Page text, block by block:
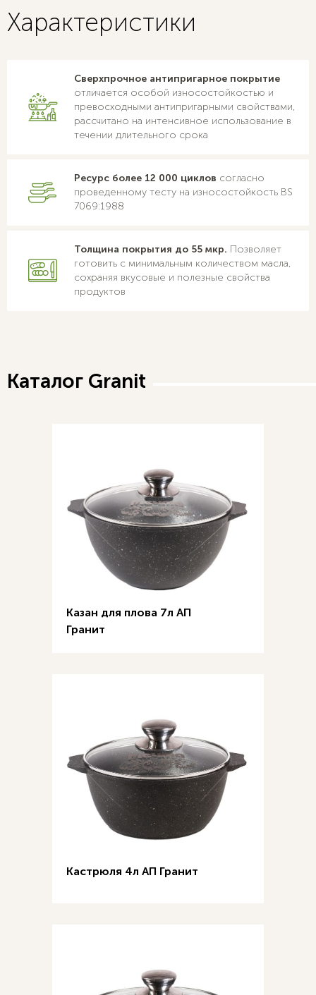
Характеристики
Сверхпрочное антипригарное покрытие
отличается особой износостойкостью и
превосходными антипригарными свойствами,
рассчитано на интенсивное использование в
течении длительного срока
Ресурс более 12 000 циклов согласно
проведенному тесту на износостойкость BS
7069:1988
Толщина покрытия до 55 мкр. Позволяет
готовить с минимальным количеством масла,
сохраняя вкусовые и полезные свойства
продуктов
Каталог Granit
Казан для плова 7л АП
Гранит
Кастрюля 4л АП Гранит